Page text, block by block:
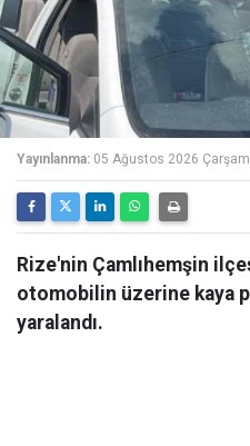
Yayınlanma: 05 Ağustos 2026
Rize'nin Çamlıhemşin
otomobilin üzerine kaya
yaralandı.